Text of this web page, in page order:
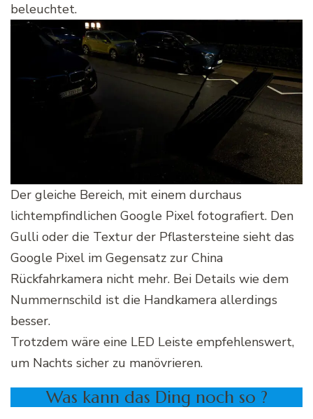
beleuchtet.
Der gleiche Bereich, mit einem durchaus
lichtempfindlichen Google Pixel fotografiert. Den
Gulli oder die Textur der Pflastersteine sieht das
Google Pixel im Gegensatz zur China
Rückfahrkamera nicht mehr. Bei Details wie dem
Nummernschild ist die Handkamera allerdings
besser.
Trotzdem wäre eine LED Leiste empfehlenswert,
um Nachts sicher zu manövrieren.
Was kann das Ding noch so ?